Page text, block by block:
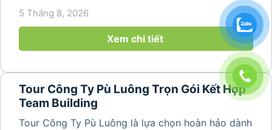
trình du lịch doanh nghiệp. Một kịch bản được xây
dựng bài bản không chỉ mang đến những phút
giây vui vẻ, sôi động mà còn...
5 Tháng 8, 2026
Xem chi tiết
Tour Công Ty Pù Luông Trọn Gói Kết Hợp
Team Building
Tour Công Ty Pù Luông là lựa chọn hoàn hảo dành